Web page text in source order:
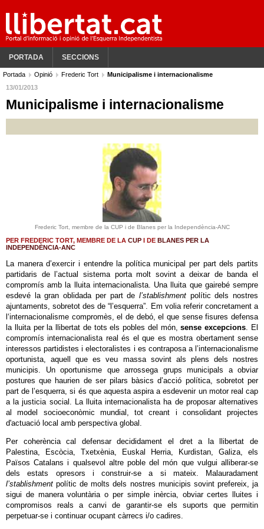
PORTADA SECCIONS
Portada Opinió Frederic Tort
Municipalisme i internacionalisme
13/01/2013
Municipalisme i internacionalisme
Frederic Tort, membre de la CUP i de Blanes per la Independència-ANC
PER FREDERIC TORT, MEMBRE DE LA CUP I DE BLANES PER LA
INDEPENDÈNCIA-ANC
La manera d’exercir i entendre la política municipal per part dels partits
partidaris de l’actual sistema porta molt sovint a deixar de banda el
compromís amb la lluita internacionalista. Una lluita que gairebé sempre
esdevé la gran oblidada per part de l’stablishmentpolític dels nostres
ajuntaments, sobretot des de “l’esquerra”. Em volia referir concretament a
l‘internacionalisme compromès, el de debó, el que sense fisures defensa
la lluita per la llibertat de tots els pobles del món,sense excepcions. El
compromís internacionalista real és el que es mostra obertament sense
interessos partidistes i electoralistes i es contraposa a l’internacionalisme
oportunista, aquell que es veu massa sovint als plens dels nostres
municipis. Un oportunisme que arrossega grups municipals a obviar
postures que haurien de ser pilars bàsics d’acció política, sobretot per
part de l’esquerra, si és que aquesta aspira a esdevenir un motor real cap
a la justicia social. La lluita internacionalista ha de proposar alternatives
al model socioeconòmic mundial, tot creant i consolidant projectes
d'actuació local amb perspectiva global.
Per coherència cal defensar decididament el dret a la llibertat de
Palestina, Escòcia, Txetxènia, Euskal Herria, Kurdistan, Galiza, els
Països Catalans i qualsevol altre poble del món que vulgui alliberar-se
dels estats opresors i construir-se a si mateix. Malauradament
l’stablishment polític de molts dels nostres municipis sovint prefereix, ja
sigui de manera voluntària o per simple inèrcia, obviar certes lluites i
compromisos reals a canvi de garantir-se els suports que permitin
perpetuar-se i continuar ocupant càrrecs i/o cadires.